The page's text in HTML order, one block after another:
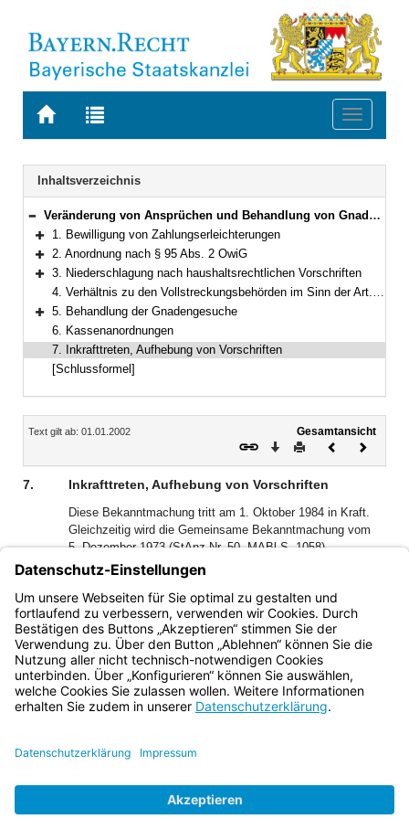
Zur
BAYERN.RECHT
Zur
letzten
Suche
Toggle
Navigation
Inhaltsverzeichnis
Bereich reduzieren
Veränderung von Ansprüchen und Behandlung von Gnadengesuchen in Bußgeldverfahren
Bereich erweitern
1. Bewilligung von Zahlungserleichterungen
Bereich erweitern
2. Anordnung nach § 95 Abs. 2 OwiG
Bereich erweitern
3. Niederschlagung nach haushaltsrechtlichen Vorschriften
4. Verhältnis zu den Vollstreckungsbehörden im Sinn der Art. 25, 26 des Bayerischen Verwaltungszustellungs- und Vollstreckungsgesetzes (VwZVG)
Bereich erweitern
5. Behandlung der Gnadengesuche
6. Kassenanordnungen
7. Inkrafttreten, Aufhebung von Vorschriften
[Schlussformel]
Inhalt
Text gilt ab: 01.01.2002
Gesamtansicht
Download
DruckenVorheriges
7. Inkrafttreten, Aufhebung von Vorschriften
Diese Bekanntmachung tritt am 1. Oktober 1984 in Kraft.
Gleichzeitig wird die Gemeinsame Bekanntmachung vom
5. Dezember 1973 (StAnz Nr. 50, MABl S. 1058)
aufgehoben.
Bayern.de
BayernPortal
Impressum